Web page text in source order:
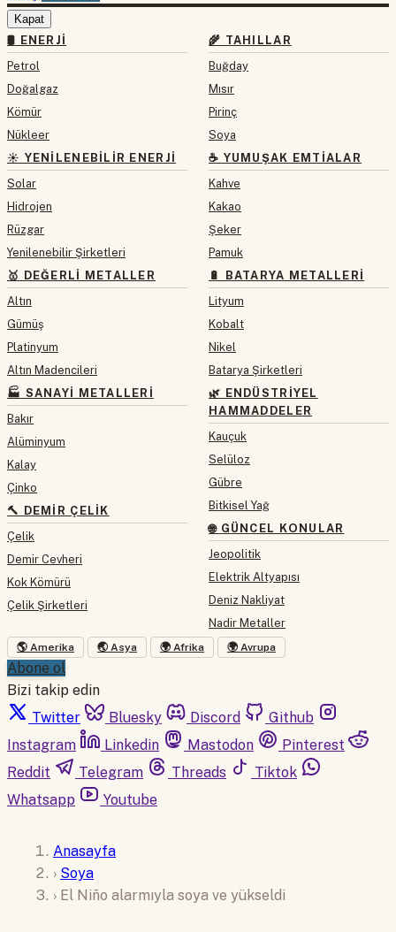
Kapat
🛢 ENERJI
Petrol
Doğalgaz
Kömür
Nükleer
☀️ YENILENEBILIR ENERJI
Solar
Hidrojen
Rüzgar
Yenilenebilir Şirketleri
🥇 DEĞERLI METALLER
Altın
Gümüş
Platinyum
Altın Madencileri
🏭 SANAYI METALLERI
Bakır
Alüminyum
Kalay
Çinko
🔨 DEMIR ÇELIK
Çelik
Demir Cevheri
Kok Kömürü
Çelik Şirketleri
🌾 TAHILLAR
Buğday
Mısır
Pirinç
Soya
☕ YUMUŞAK EMTIALAR
Kahve
Kakao
Şeker
Pamuk
🔋 BATARYA METALLERI
Lityum
Kobalt
Nikel
Batarya Şirketleri
🌿 ENDÜSTRIYEL
HAMMADDELER
Kauçuk
Selüloz
Gübre
Bitkisel Yağ
🌐 GÜNCEL KONULAR
Jeopolitik
Elektrik Altyapısı
Deniz Nakliyat
Nadir Metaller
🌎 Amerika 🌏 Asya 🌍 Afrika 🌍 Avrupa
Abone ol
Bizi takip edin
Twitter
Bluesky Discord
Github
Instagram
Linkedin Mastodon
Pinterest
Reddit
Telegram Threads
Tiktok
Whatsapp
Youtube
Anasayfa
› Soya
› El Niño alarmıyla soya ve yükseldi